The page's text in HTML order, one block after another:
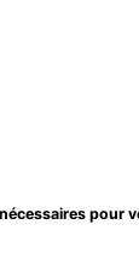
pour